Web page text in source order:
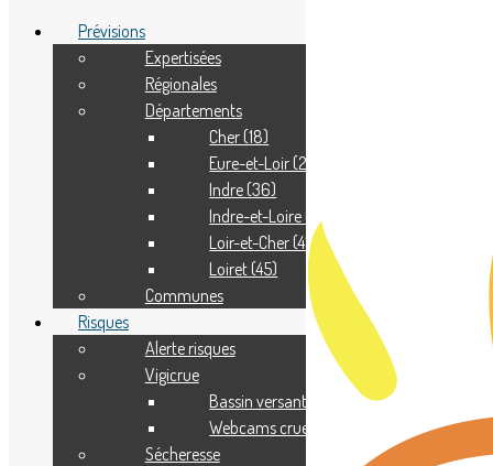
Adhérer
Pourquoi adhérer ?
Prévisions
Expertisées
Régionales
Départements
Cher (18)
Eure-et-Loir (28)
Indre (36)
Indre-et-Loire (37)
Loir-et-Cher (41)
Loiret (45)
Communes
Risques
Alerte risques
Vigicrue
Bassin versant
Webcams crue
Sécheresse